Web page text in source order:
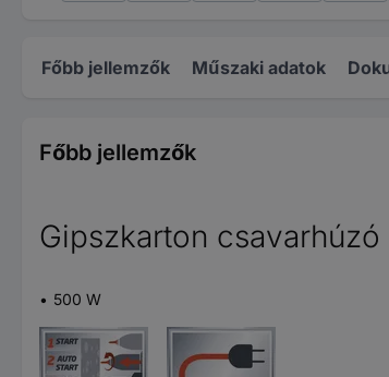
Főbb jellemzők Műszaki adatok
Főbb jellemzők
Gipszkarton
500 W